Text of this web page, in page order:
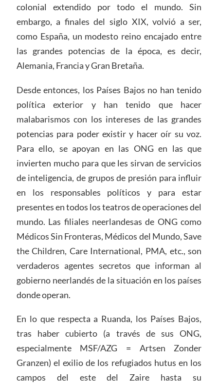
colonial extendido por todo el mundo. Sin
embargo, a finales del siglo XIX, volvió a ser,
como España, un modesto reino encajado entre
las grandes potencias de la época, es decir,
Alemania, Francia y Gran Bretaña.
Desde entonces, los Países Bajos no han tenido
política exterior y han tenido que hacer
malabarismos con los intereses de las grandes
potencias para poder existir y hacer oír su voz.
Para ello, se apoyan en las ONG en las que
invierten mucho para que les sirvan de servicios
de inteligencia, de grupos de presión para influir
en los responsables políticos y para estar
presentes en todos los teatros de operaciones del
mundo. Las filiales neerlandesas de ONG como
Médicos Sin Fronteras, Médicos del Mundo, Save
the Children, Care International, PMA, etc., son
verdaderos agentes secretos que informan al
gobierno neerlandés de la situación en los países
donde operan.
En lo que respecta a Ruanda, los Países Bajos,
tras haber cubierto (a través de sus ONG,
especialmente MSF/AZG = Artsen Zonder
Granzen) el exilio de los refugiados hutus en los
campos del este del Zaire hasta su